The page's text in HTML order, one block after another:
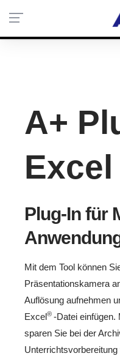
A+
Excel
Plug-In für
Mit dem Tool können
Präsentationskamera
Auflösung aufnehmen
Excel® -Datei einfügen.
sparen Sie bei der
Unterrichtsvorbereitung